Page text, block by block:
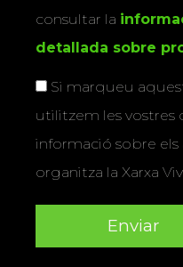
consultar la
detallada sobre
Si marqueu
utilitzem les vostres
informació sobre
organitza la Xarxa